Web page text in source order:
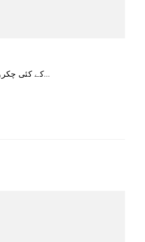
کے کئی چکروں کے بعد برطرفیٹویٹر کا عملہ تقریباً 7,500 ملازمین سے کم ہو کر اس سے بھی کم ہو…